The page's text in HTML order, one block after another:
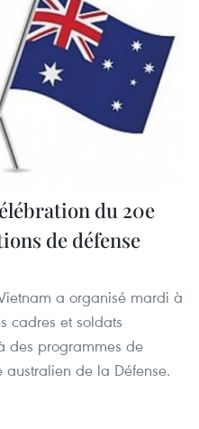
du 20e
de défense
a organisé mardi à
cadres et soldats
des programmes de
de la Défense.